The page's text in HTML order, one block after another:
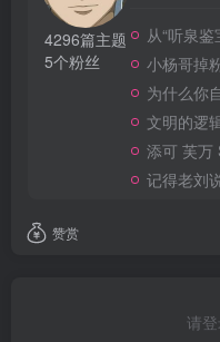
4296篇主题
5个粉丝
从“听泉
小杨哥掉
为什么你自己
文明的逻
添可 芙万
记得老刘说
赞赏
请